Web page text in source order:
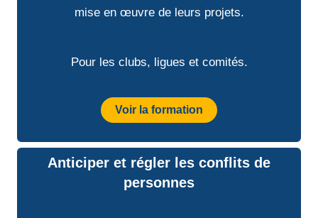
mise en œuvre de leurs projets.
Pour les clubs, ligues et comités.
Voir la formation
Anticiper et régler les conflits de
personnes